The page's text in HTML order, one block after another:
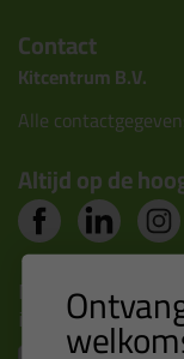
Contact
Kitcentrum B.V.
Alle
Altijd op de
Nieuws, tips en
inbox